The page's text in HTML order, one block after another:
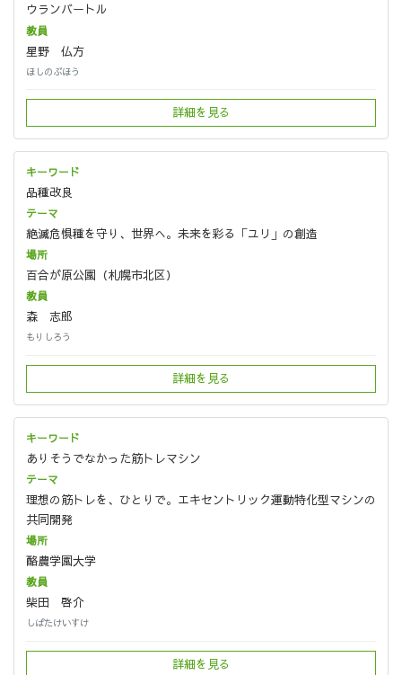
ウランバートル
星野 仏方
ほしのぶほう
詳細を見る
品種改良
絶滅危惧種を守り、世界へ。未来を彩る「ユリ」の創造
百合が原公園（札幌市北区）
森 志郎
もりしろう
詳細を見る
ありそうでなかった筋トレマシン
理想の筋トレを、ひとりで。エキセントリック運動特化型マシンの
共同開発
酪農学園大学
柴田 啓介
しばたけいすけ
詳細を見る